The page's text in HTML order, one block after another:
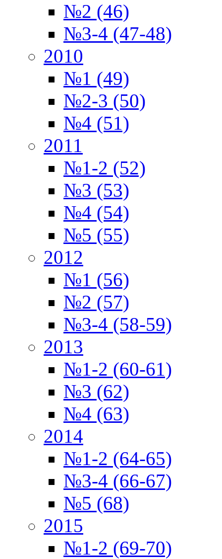
№2 (46)
№3-4 (47-48)
2010
№1 (49)
№2-3 (50)
№4 (51)
2011
№1-2 (52)
№3 (53)
№4 (54)
№5 (55)
2012
№1 (56)
№2 (57)
№3-4 (58-59)
2013
№1-2 (60-61)
№3 (62)
№4 (63)
2014
№1-2 (64-65)
№3-4 (66-67)
№5 (68)
2015
№1-2 (69-70)